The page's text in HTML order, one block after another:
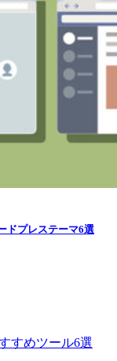
ドプレステーマ6選